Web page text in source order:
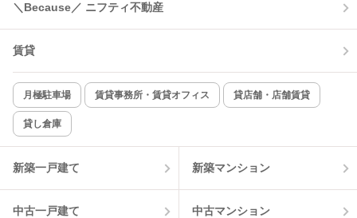
＼Because／ ニフティ不動産
賃貸
月極駐車場 賃貸事務所・賃貸オフィス 貸店舗・店舗賃貸
貸し倉庫
新築一戸建て 新築マンション
中古一戸建て 中古マンション